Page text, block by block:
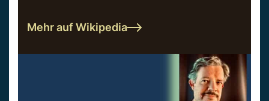
Mehr auf Wikipedia